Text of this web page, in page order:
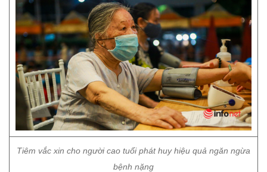
Tiêm vắc xin cho người cao tuổi phát huy hiệu quả ngăn ngừa
bệnh nặng